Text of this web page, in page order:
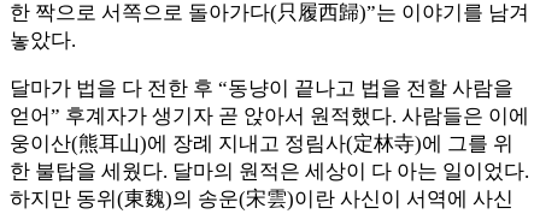
한 짝으로 서쪽으로 돌아가다(只履西歸)”는 이야기를 남겨
놓았다.
달마가 법을 다 전한 후 “동냥이 끝나고 법을 전할 사람을
얻어” 후계자가 생기자 곧 앉아서 원적했다. 사람들은 이에
웅이산(熊耳山)에 장례 지내고 정림사(定林寺)에 그를 위
한 불탑을 세웠다. 달마의 원적은 세상이 다 아는 일이었다.
하지만 동위(東魏)의 송운(宋雲)이란 사신이 서역에 사신